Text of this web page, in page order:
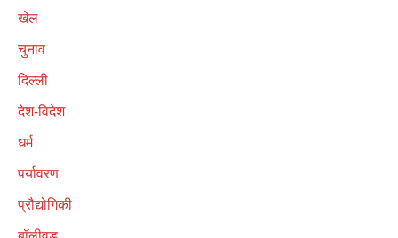
खेल
चुनाव
दिल्ली
देश-विदेश
धर्म
पर्यावरण
प्रौद्योगिकी